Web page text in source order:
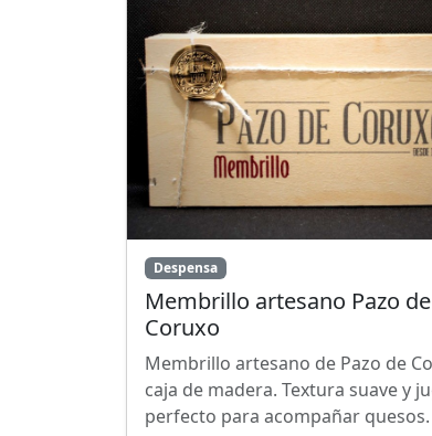
Despensa
Membrillo artesano Pazo de
Coruxo
Membrillo artesano de Pazo de
caja de madera. Textura suave y
perfecto para acompañar quesos.